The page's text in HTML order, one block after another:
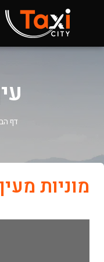
דף
מוניות